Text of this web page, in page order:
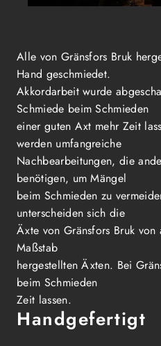
Alle von Gränsfors Bruk
Hand geschmiedet.
Akkordarbeit wurde
Schmiede beim Schmieden
einer guten Axt mehr Zeit
werden umfangreiche
Nachbearbeitungen, die
benötigen, um Mängel
beim Schmieden zu
unterscheiden sich die
Äxte von Gränsfors Bruk
Maßstab
hergestellten Äxten. Bei
beim Schmieden
Zeit lassen.
Handgefertigt